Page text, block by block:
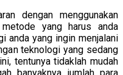
dengan menggunakan
yang harus anda
anda yang ingin menjalani
teknologi yang sedang
tentunya tidaklah mudah
banyaknya jumlah para